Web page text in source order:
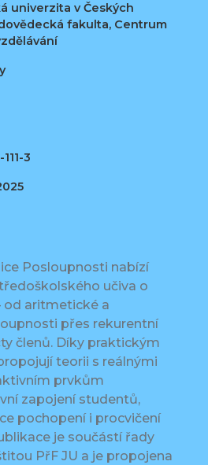
univerzita v Českých
fakulta, Centrum
3
Posloupnosti nabízí
učiva o
od aritmetické a
přes rekurentní
členů. Díky praktickým
teorii s reálnými
prvkům
zapojení studentů,
pochopení i procvičení
je součástí řady
PřF JU a je propojena